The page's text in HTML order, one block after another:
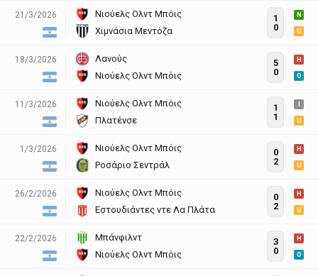
21/3/2026
Νιούελς Ολντ Μπόις
Χιμνάσια Μεντόζα
1
0
N
U
18/3/2026
Λανούς
Νιούελς Ολντ Μπόις
5
0
H
O
11/3/2026
Νιούελς Ολντ Μπόις
Πλατένσε
1
1
U
1/3/2026
Νιούελς Ολντ Μπόις
Ροσάριο Σεντράλ
0
2
H
U
26/2/2026
Νιούελς Ολντ Μπόις
Εστουδιάντες ντε Λα Πλάτα
0
2
H
U
22/2/2026
Μπάνφιλντ
Νιούελς Ολντ Μπόις
3
0
H
O